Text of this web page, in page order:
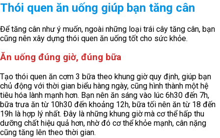
Thói quen ăn uống giúp bạn tăng cân
Để tăng cân như ý muốn, ngoài những loại trái cây tăng cân, bạn
cũng nên xây dựng thói quen ăn uống tốt cho sức khỏe.
Ăn uống đúng giờ, đúng bữa
Tạo thói quen ăn cơm 3 bữa theo khung giờ quy định, giúp bạn
chủ động với thời gian biểu hàng ngày, cũng hình thành một hệ
tiêu hóa lành mạnh hơn. Bạn nên ăn sáng vào lúc 6h30 đến 7h,
bữa trưa ăn từ 10h30 đến khoảng 12h, bữa tối nên ăn từ 18 đến
19h là hợp lý nhất. Đây là những khung giờ mà cơ thể hấp thu
dưỡng chất hiệu quả hơn, nhờ đó cơ thể khỏe mạnh, cân nặng
cũng tăng lên theo thời gian.